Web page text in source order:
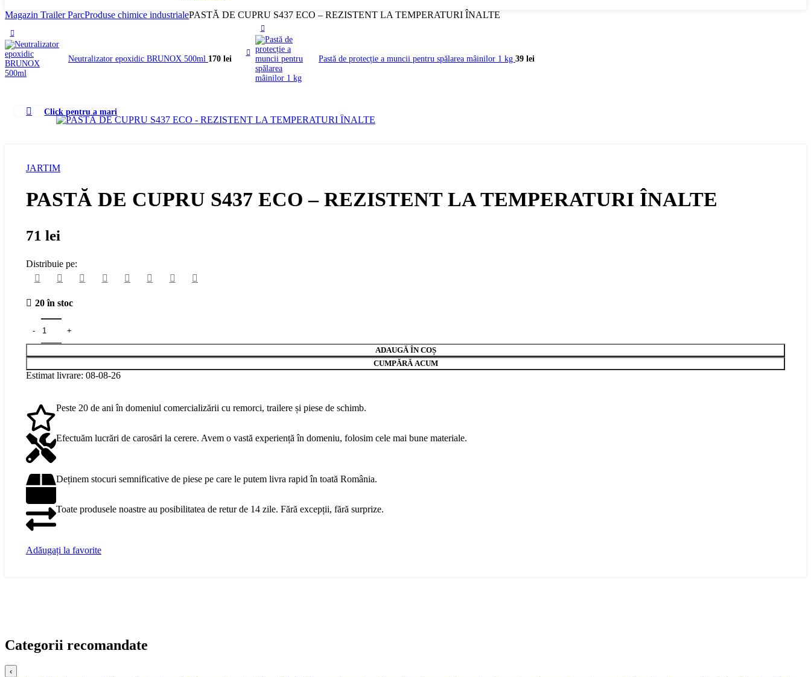
Magazin Trailer ParcProduse chimice industrialePASTĂ DE CUPRU S437 ECO – REZISTENT LA TEMPERATURI ÎNALTE
Neutralizator epoxidic BRUNOX 500ml 170 lei Pastă de protecție a muncii pentru spălarea mâinilor 1 kg 39 lei
Click pentru a mari
JARTIM
PASTĂ DE CUPRU S437 ECO – REZISTENT LA TEMPERATURI ÎNALTE
71 lei
Distribuie pe:
20 în stoc
ADAUGĂ ÎN COȘ
CUMPĂRĂ ACUM
Estimat livrare: 08-08-26
Peste 20 de ani în domeniul comercializării cu remorci, trailere și piese de schimb.
Efectuăm lucrări de carosări la cerere. Avem o vastă experiență în domeniu, folosim cele mai bune materiale.
Deținem stocuri semnificative de piese pe care le putem livra rapid în toată România.
Toate produsele noastre au posibilitatea de retur de 14 zile. Fără excepții, fără surprize.
Adăugați la favorite
Categorii recomandate
‹